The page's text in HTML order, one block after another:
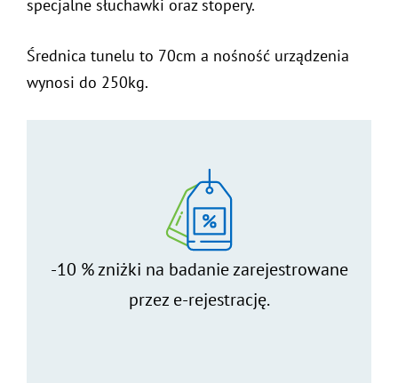
specjalne słuchawki oraz stopery.
Średnica tunelu to 70cm a nośność urządzenia
wynosi do 250kg.
-10 % zniżki na badanie zarejestrowane
przez e-rejestrację.